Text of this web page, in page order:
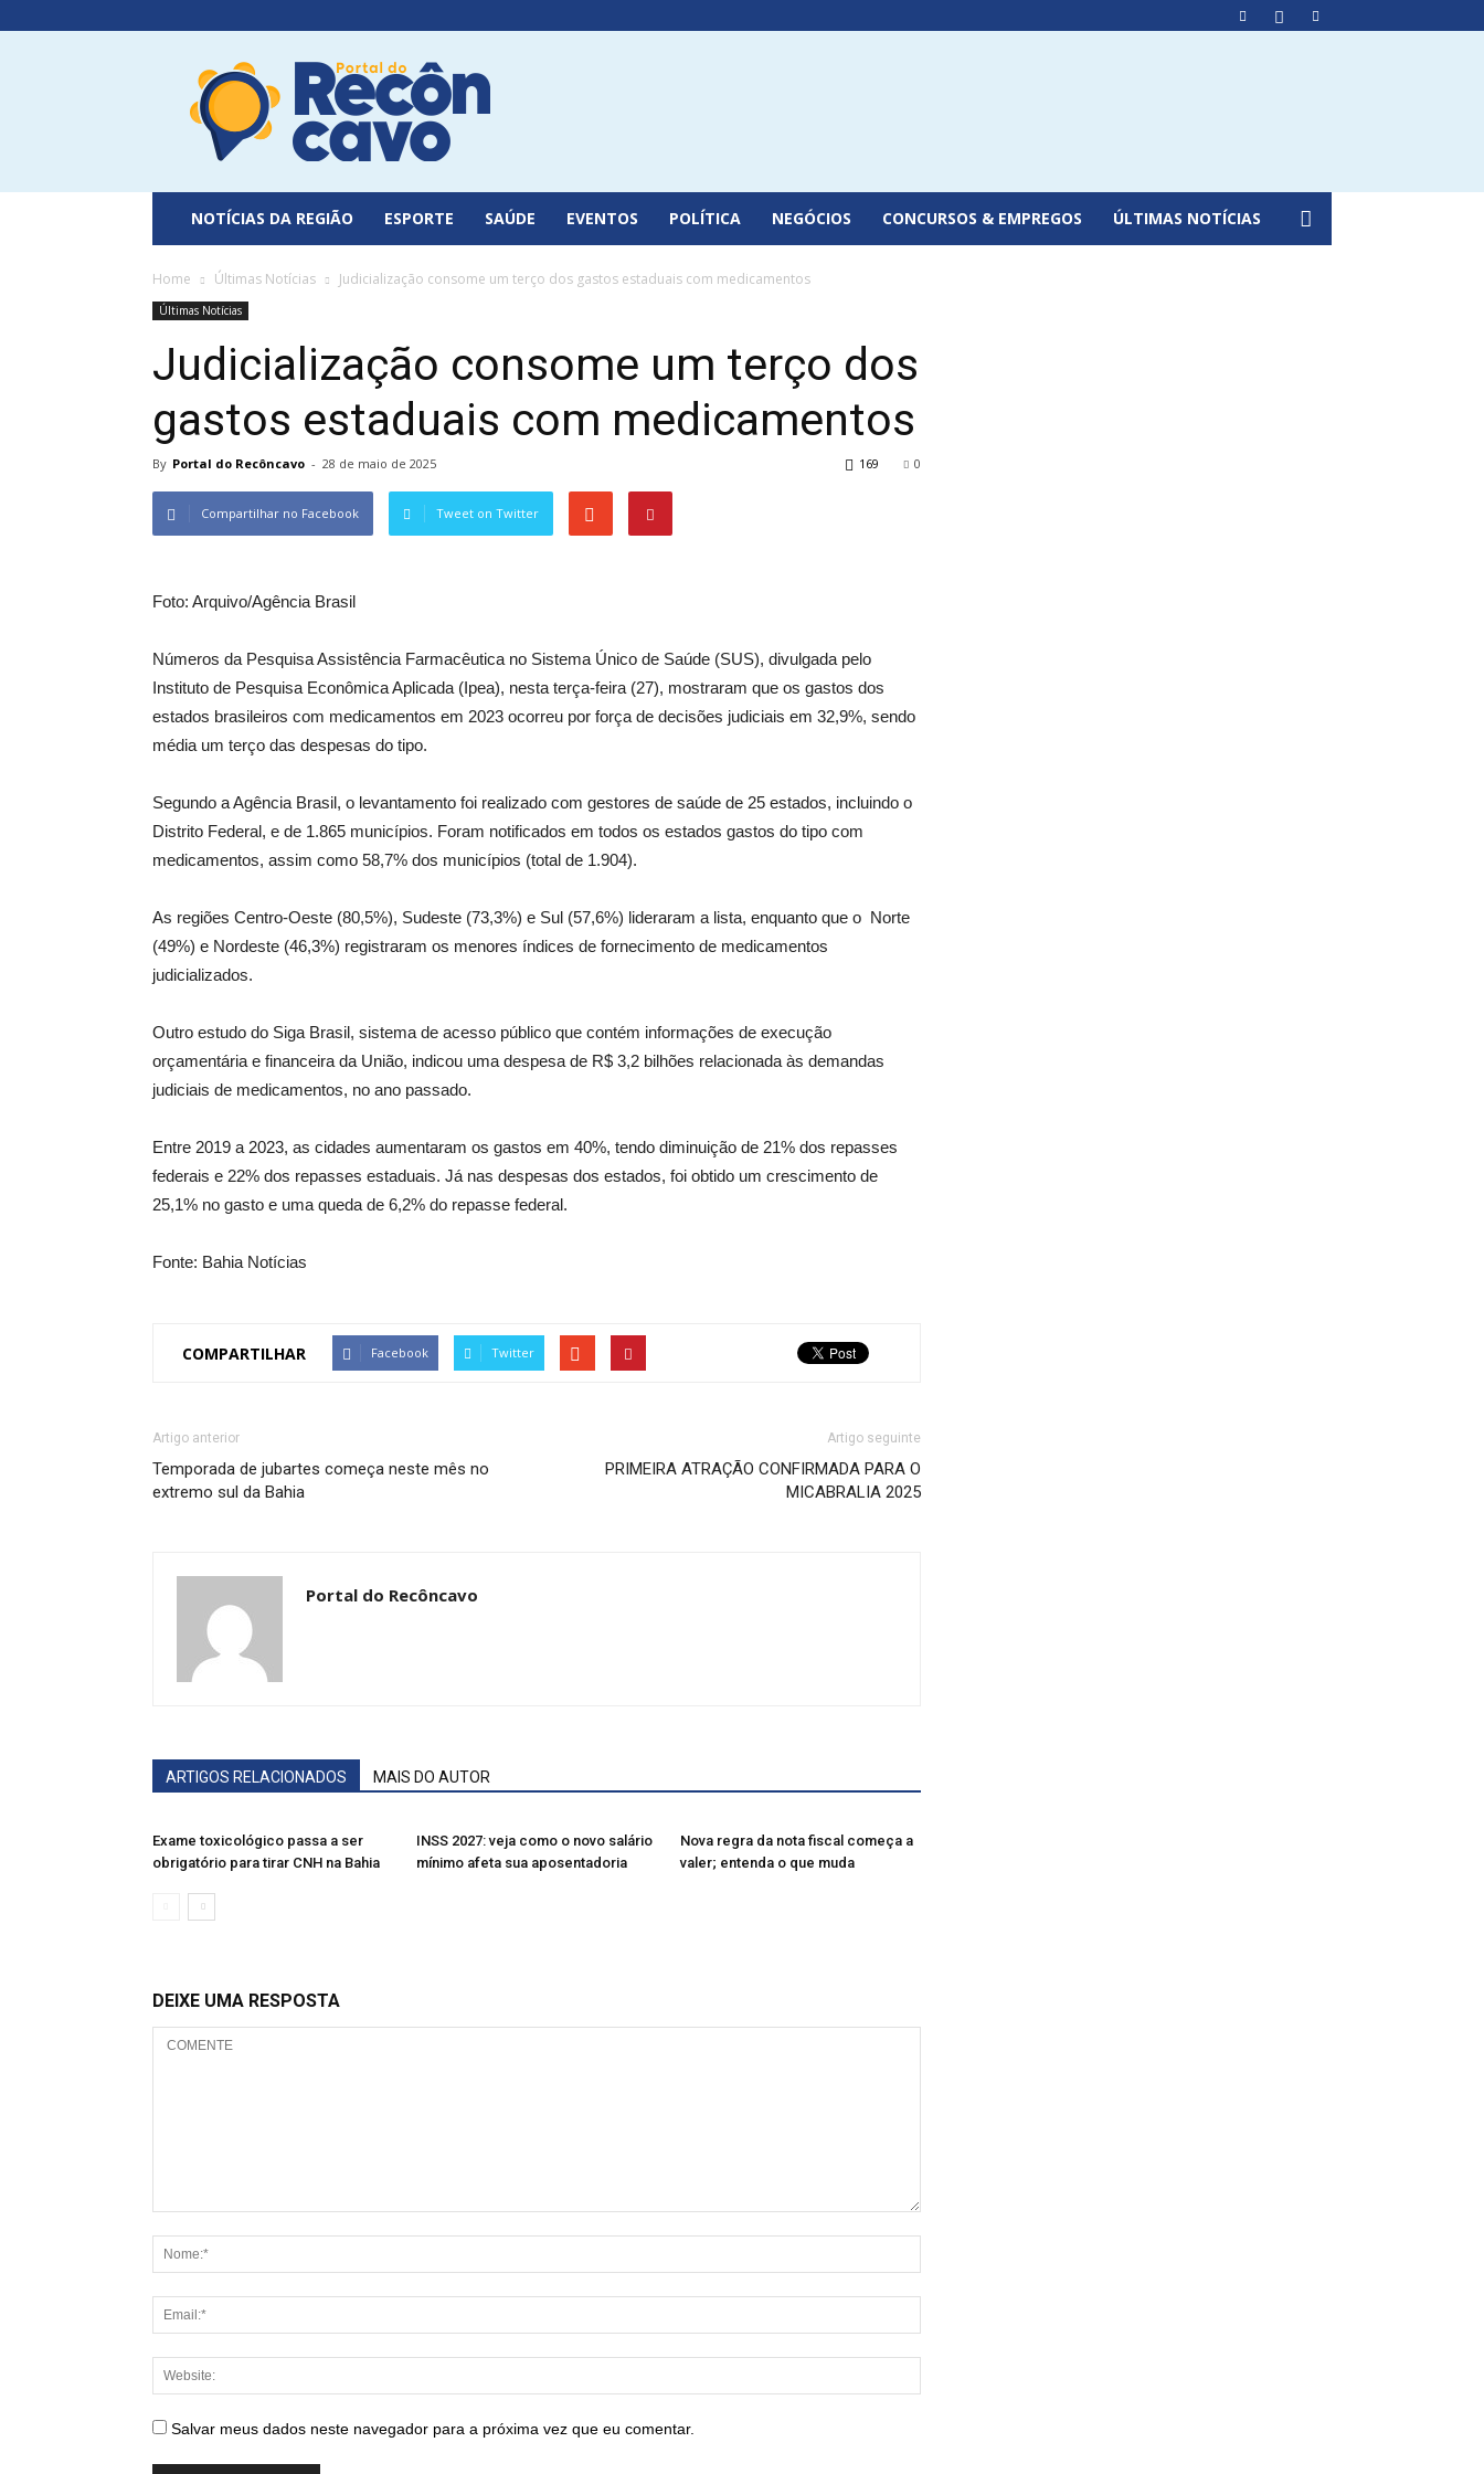
Portal
do
Recôncavo
NOTÍCIAS DA REGIÃO ESPORTE SAÚDE EVENTOS POLÍTICA NEGÓCIOS CONCURSOS & EMPREGOS ÚLTIMAS NOTÍCIAS
Home Últimas Notícias Judicialização consome um terço dos gastos estaduais com medicamentos
Últimas Notícias
Judicialização consome um terço dos
gastos estaduais com medicamentos
By Portal do Recôncavo - 28 de maio de 2025 0
169
Compartilhar no Facebook Tweet on Twitter
Foto: Arquivo/Agência Brasil
Números da Pesquisa Assistência Farmacêutica no Sistema Único de Saúde (SUS), divulgada pelo
Instituto de Pesquisa Econômica Aplicada (Ipea), nesta terça-feira (27), mostraram que os gastos dos
estados brasileiros com medicamentos em 2023 ocorreu por força de decisões judiciais em 32,9%, sendo
média um terço das despesas do tipo.
Segundo a Agência Brasil, o levantamento foi realizado com gestores de saúde de 25 estados, incluindo o
Distrito Federal, e de 1.865 municípios. Foram notificados em todos os estados gastos do tipo com
medicamentos, assim como 58,7% dos municípios (total de 1.904).
As regiões Centro-Oeste (80,5%), Sudeste (73,3%) e Sul (57,6%) lideraram a lista, enquanto que o Norte
(49%) e Nordeste (46,3%) registraram os menores índices de fornecimento de medicamentos
judicializados.
Outro estudo do Siga Brasil, sistema de acesso público que contém informações de execução
orçamentária e financeira da União, indicou uma despesa de R$ 3,2 bilhões relacionada às demandas
judiciais de medicamentos, no ano passado.
Entre 2019 a 2023, as cidades aumentaram os gastos em 40%, tendo diminuição de 21% dos repasses
federais e 22% dos repasses estaduais. Já nas despesas dos estados, foi obtido um crescimento de
25,1% no gasto e uma queda de 6,2% do repasse federal.
Fonte: Bahia Notícias
COMPARTILHAR Facebook Twitter
Artigo anterior
Temporada de jubartes começa neste mês no
extremo sul da Bahia
Artigo seguinte
PRIMEIRA ATRAÇÃO CONFIRMADA PARA O
MICABRALIA 2025
Portal do Recôncavo
ARTIGOS RELACIONADOS MAIS DO AUTOR
Exame toxicológico passa a ser
obrigatório para tirar CNH na Bahia
INSS 2027: veja como o novo salário
mínimo afeta sua aposentadoria
Nova regra da nota fiscal começa a
valer; entenda o que muda
DEIXE UMA RESPOSTA
Salvar meus dados neste navegador para a próxima vez que eu comentar.